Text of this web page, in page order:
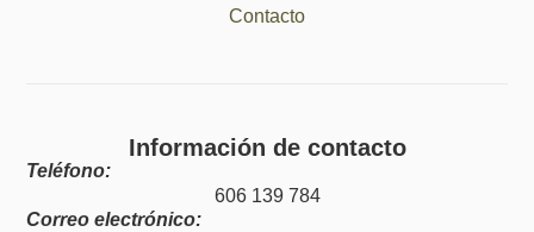
Contacto
Información de contacto
Teléfono:
606 139 784
Correo electrónico: